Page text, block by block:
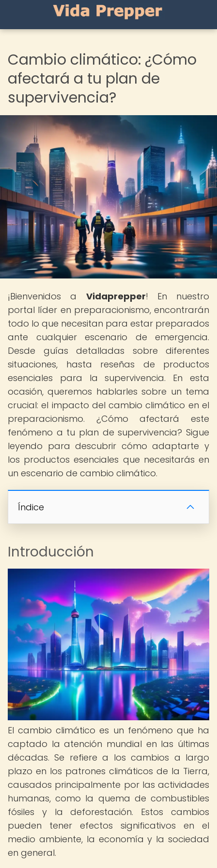
Cambio climático: ¿Cómo
afectará a tu plan de
supervivencia?
¡Bienvenidos a Vidaprepper! En nuestro
portal líder en preparacionismo, encontrarán
todo lo que necesitan para estar preparados
ante cualquier escenario de emergencia.
Desde guías detalladas sobre diferentes
situaciones, hasta reseñas de productos
esenciales para la supervivencia. En esta
ocasión, queremos hablarles sobre un tema
crucial: el impacto del cambio climático en el
preparacionismo. ¿Cómo afectará este
fenómeno a tu plan de supervivencia? Sigue
leyendo para descubrir cómo adaptarte y
los productos esenciales que necesitarás en
un escenario de cambio climático.
Índice
Introducción
El cambio climático es un fenómeno que ha
captado la atención mundial en las últimas
décadas. Se refiere a los cambios a largo
plazo en los patrones climáticos de la Tierra,
causados principalmente por las actividades
humanas, como la quema de combustibles
fósiles y la deforestación. Estos cambios
pueden tener efectos significativos en el
medio ambiente, la economía y la sociedad
en general.